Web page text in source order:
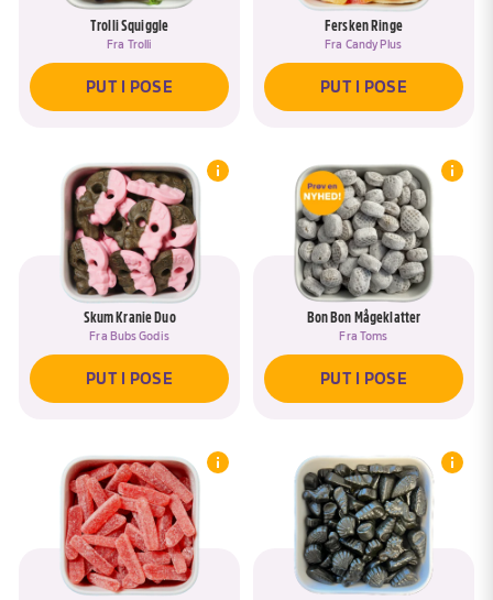
Trolli Squiggle
Fra Trolli
PUT I POSE
Fersken Ringe
Fra Candy Plus
PUT I POSE
Skum Kranie Duo
Fra Bubs Godis
PUT I POSE
Bon Bon Mågeklatter
Fra Toms
PUT I POSE